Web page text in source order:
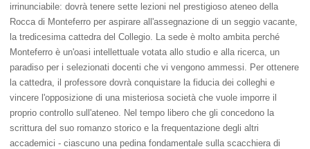
irrinunciabile: dovrà tenere sette lezioni nel prestigioso ateneo della
Rocca di Monteferro per aspirare all'assegnazione di un seggio vacante,
la tredicesima cattedra del Collegio. La sede è molto ambita perché
Monteferro è un'oasi intellettuale votata allo studio e alla ricerca, un
paradiso per i selezionati docenti che vi vengono ammessi. Per ottenere
la cattedra, il professore dovrà conquistare la fiducia dei colleghi e
vincere l'opposizione di una misteriosa società che vuole imporre il
proprio controllo sull'ateneo. Nel tempo libero che gli concedono la
scrittura del suo romanzo storico e la frequentazione degli altri
accademici - ciascuno una pedina fondamentale sulla scacchiera di